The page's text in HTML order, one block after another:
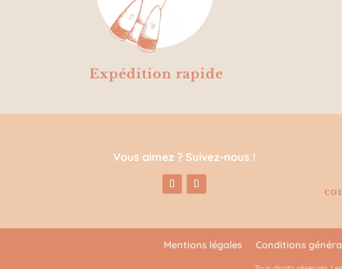
Expédition rapide
Vous aimez ? Suivez-nous !
Mentions légales Conditions